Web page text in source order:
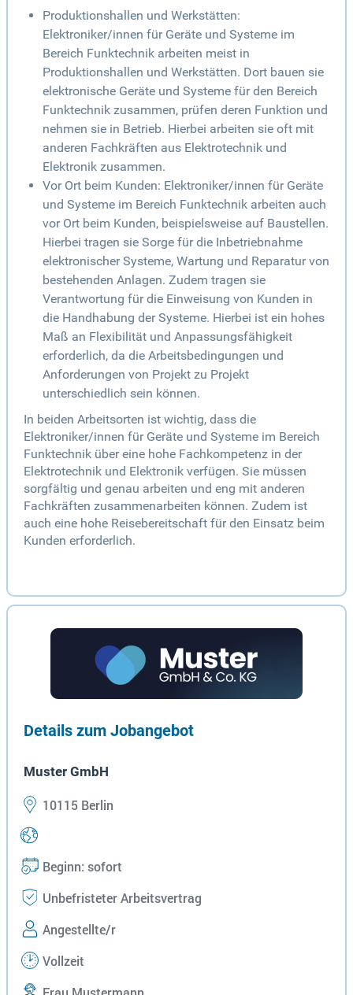
Produktionshallen und Werkstätten:
Elektroniker/innen für Geräte und Systeme im
Bereich Funktechnik arbeiten meist in
Produktionshallen und Werkstätten. Dort bauen sie
elektronische Geräte und Systeme für den Bereich
Funktechnik zusammen, prüfen deren Funktion und
nehmen sie in Betrieb. Hierbei arbeiten sie oft mit
anderen Fachkräften aus Elektrotechnik und
Elektronik zusammen.
Vor Ort beim Kunden: Elektroniker/innen für Geräte
und Systeme im Bereich Funktechnik arbeiten auch
vor Ort beim Kunden, beispielsweise auf Baustellen.
Hierbei tragen sie Sorge für die Inbetriebnahme
elektronischer Systeme, Wartung und Reparatur von
bestehenden Anlagen. Zudem tragen sie
Verantwortung für die Einweisung von Kunden in
die Handhabung der Systeme. Hierbei ist ein hohes
Maß an Flexibilität und Anpassungsfähigkeit
erforderlich, da die Arbeitsbedingungen und
Anforderungen von Projekt zu Projekt
unterschiedlich sein können.
In beiden Arbeitsorten ist wichtig, dass die
Elektroniker/innen für Geräte und Systeme im Bereich
Funktechnik über eine hohe Fachkompetenz in der
Elektrotechnik und Elektronik verfügen. Sie müssen
sorgfältig und genau arbeiten und eng mit anderen
Fachkräften zusammenarbeiten können. Zudem ist
auch eine hohe Reisebereitschaft für den Einsatz beim
Kunden erforderlich.
Details zum Jobangebot
Muster GmbH
10115 Berlin
Beginn: sofort
Unbefristeter Arbeitsvertrag
Angestellte/r
Vollzeit